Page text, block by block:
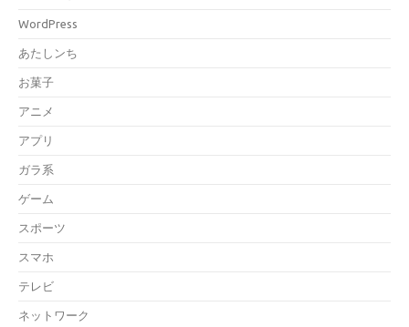
WordPress
あたしンち
お菓子
アニメ
アプリ
ガラ系
ゲーム
スポーツ
スマホ
テレビ
ネットワーク